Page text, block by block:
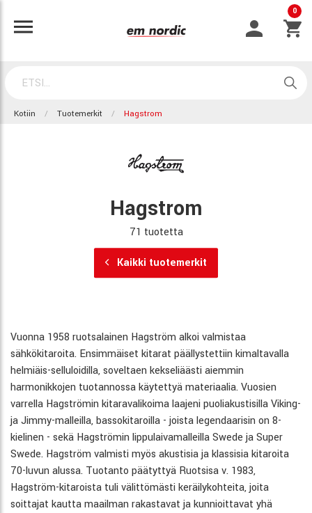
0
Kotiin Tuotemerkit Hagstrom
Hagstrom
71 tuotetta
Kaikki tuotemerkit
Vuonna 1958 ruotsalainen Hagström alkoi valmistaa
sähkökitaroita. Ensimmäiset kitarat päällystettiin kimaltavalla
helmiäis-selluloidilla, soveltaen kekseliäästi aiemmin
harmonikkojen tuotannossa käytettyä materiaalia. Vuosien
varrella Hagströmin kitaravalikoima laajeni puoliakustisilla Viking-
ja Jimmy-malleilla, bassokitaroilla - joista legendaarisin on 8-
kielinen - sekä Hagströmin lippulaivamalleilla Swede ja Super
Swede. Hagström valmisti myös akustisia ja klassisia kitaroita
70-luvun alussa. Tuotanto päätyttyä Ruotsisa v. 1983,
Hagström-kitaroista tuli välittömästi keräilykohteita, joita
soittajat kautta maailman rakastavat ja kunnioittavat yhä